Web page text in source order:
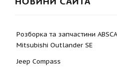
Розборка та запчастини
Mitsubishi Outlander SE
Jeep Compass